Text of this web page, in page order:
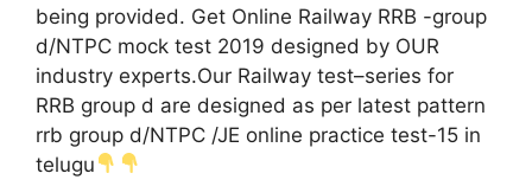
being provided. Get Online Railway RRB -group
d/NTPC mock test 2019 designed by OUR
industry experts.Our Railway test–series for
RRB group d are designed as per latest pattern
rrb group d/NTPC /JE online practice test-15 in
telugu